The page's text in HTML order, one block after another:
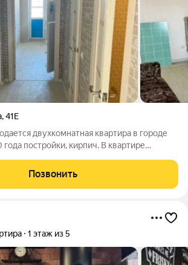
,41Е
двухкомнатная квартира в городе
постройки, кирпич. В квартире
и живи. Раздельный с/у, большая кухня.
Позвонить
1 этаж из 5